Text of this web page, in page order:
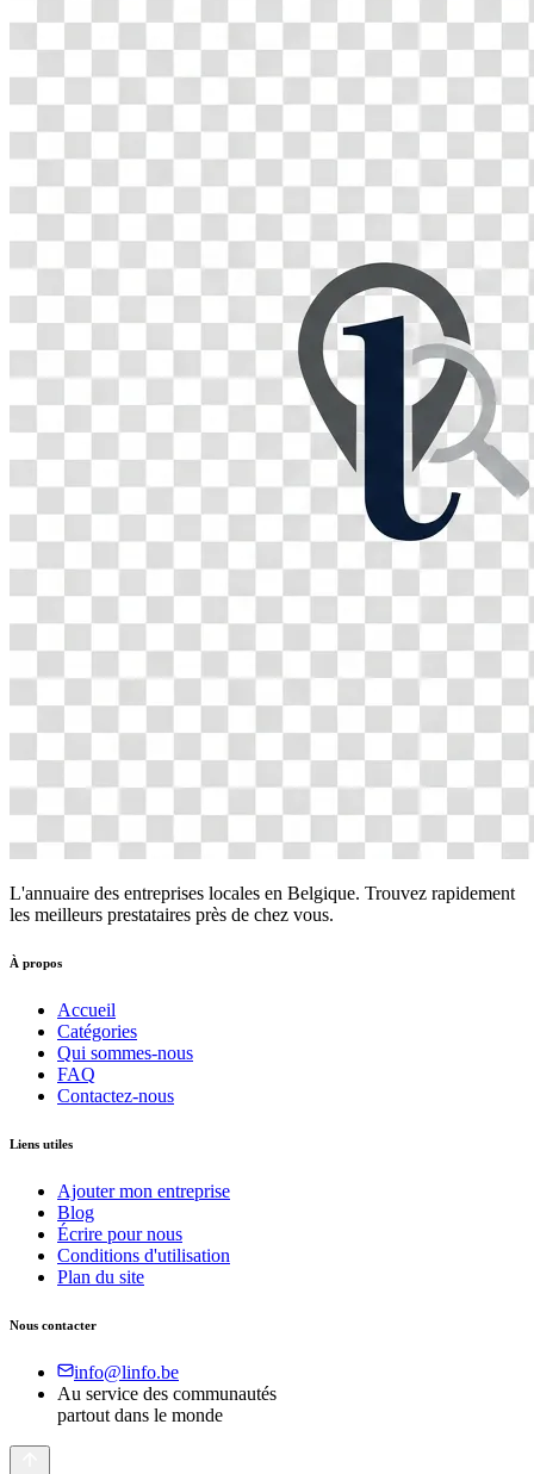
L'annuaire des entreprises locales en Belgique. Trouvez rapidement
les meilleurs prestataires près de chez vous.
À propos
Accueil
Catégories
Qui sommes-nous
FAQ
Contactez-nous
Liens utiles
Ajouter mon entreprise
Blog
Écrire pour nous
Conditions d'utilisation
Plan du site
Nous contacter
info@linfo.be
Au service des communautés
partout dans le monde